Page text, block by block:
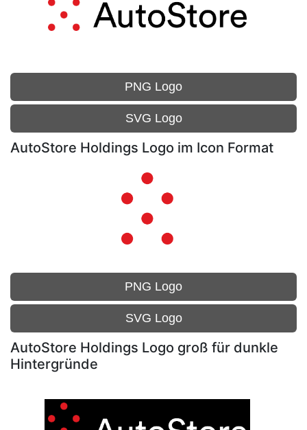
PNG Logo
SVG Logo
AutoStore Holdings Logo im Icon Format
PNG Logo
SVG Logo
AutoStore Holdings Logo groß für dunkle
Hintergründe